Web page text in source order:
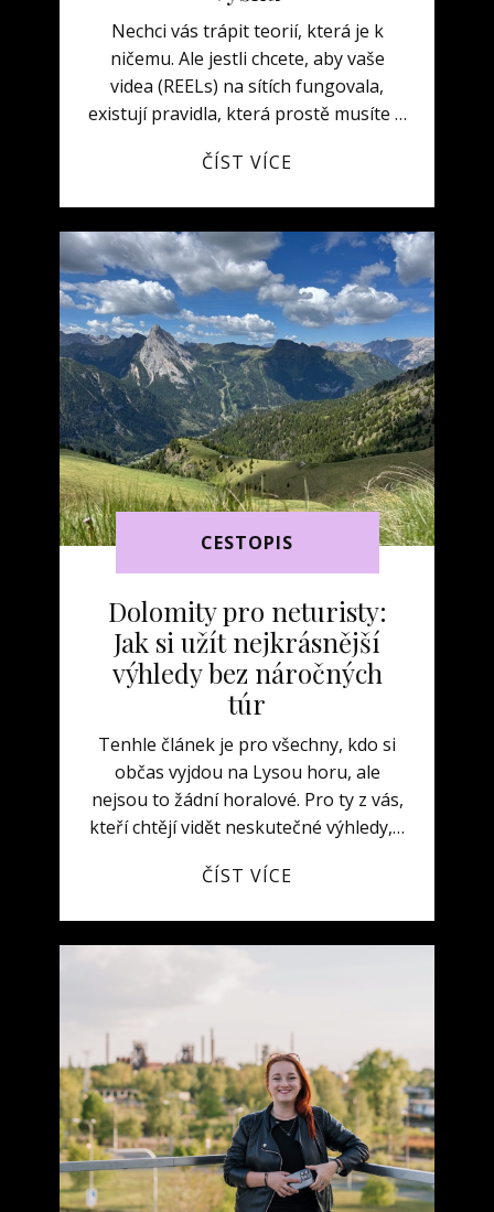
Nechci vás trápit teorií, která je k
ničemu. Ale jestli chcete, aby vaše
videa (REELs) na sítích fungovala,
existují pravidla, která prostě musíte …
ČÍST VÍCE
CESTOPIS
Dolomity pro neturisty:
Jak si užít nejkrásnější
výhledy bez náročných
túr
Tenhle článek je pro všechny, kdo si
občas vyjdou na Lysou horu, ale
nejsou to žádní horalové. Pro ty z vás,
kteří chtějí vidět neskutečné výhledy,…
ČÍST VÍCE